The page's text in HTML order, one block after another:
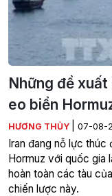
Những đề
eo biển
HƯƠNG THỦY 07-08-
Iran đang nỗ lực thúc
Hormuz với quốc gia
hoàn toàn các tàu
chiến lược này.